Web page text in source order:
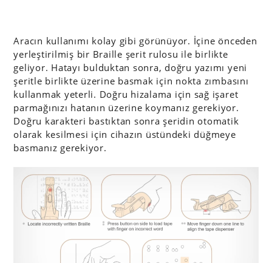
Aracın kullanımı kolay gibi görünüyor. İçine önceden
yerleştirilmiş bir Braille şerit rulosu ile birlikte
geliyor. Hatayı bulduktan sonra, doğru yazımı yeni
şeritle birlikte üzerine basmak için nokta zımbasını
kullanmak yeterli. Doğru hizalama için sağ işaret
parmağınızı hatanın üzerine koymanız gerekiyor.
Doğru karakteri bastıktan sonra şeridin otomatik
olarak kesilmesi için cihazın üstündeki düğmeye
basmanız gerekiyor.